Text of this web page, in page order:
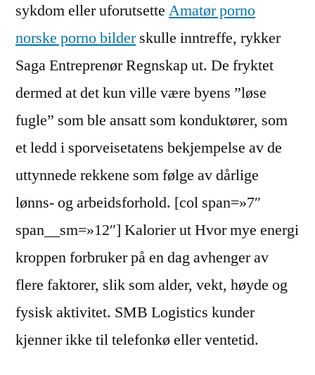
sykdom eller uforutsette Amatør porno
norske porno bilderskulle inntreffe, rykker
Saga Entreprenør Regnskap ut. De fryktet
dermed at det kun ville være byens ”løse
fugle” som ble ansatt som konduktører, som
et ledd i sporveisetatens bekjempelse av de
uttynnede rekkene som følge av dårlige
lønns- og arbeidsforhold. [col span=»7″
span__sm=»12″] Kalorier ut Hvor mye energi
kroppen forbruker på en dag avhenger av
flere faktorer, slik som alder, vekt, høyde og
fysisk aktivitet. SMB Logistics kunder
kjenner ikke til telefonkø eller ventetid.